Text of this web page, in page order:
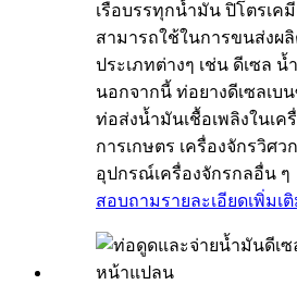
เรือบรรทุกน้ำมัน ปิโตรเค
สามารถใช้ในการขนส่งผ
ประเภทต่างๆ เช่น ดีเซล
นอกจากนี้ ท่อยางดีเซลเบ
ท่อส่งน้ำมันเชื้อเพลิงในเค
การเกษตร เครื่องจักรวิศว
อุปกรณ์เครื่องจักรกลอื่น ๆ
สอบถามรายละเอียดเพิ่มเติ